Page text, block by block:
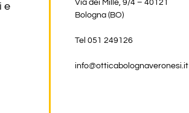
e
Via dei Mille, 9/4 – 40121
Bologna (BO)
Tel 051 249126
info@otticabolognaveronesi.it